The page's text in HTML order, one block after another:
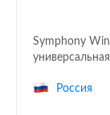
Symphony
Россия